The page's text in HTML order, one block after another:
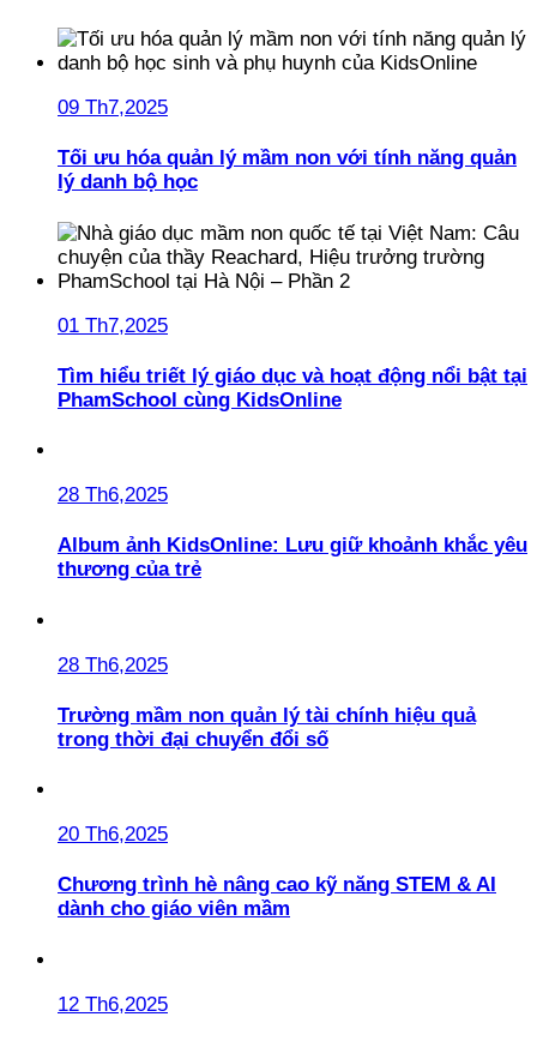
09 Th7,2025
Tối ưu hóa quản lý mầm non với tính năng quản
lý danh bộ học
01 Th7,2025
Tìm hiểu triết lý giáo dục và hoạt động nổi bật tại
PhamSchool cùng KidsOnline
28 Th6,2025
Album ảnh KidsOnline: Lưu giữ khoảnh khắc yêu
thương của trẻ
28 Th6,2025
Trường mầm non quản lý tài chính hiệu quả
trong thời đại chuyển đổi số
20 Th6,2025
Chương trình hè nâng cao kỹ năng STEM & AI
dành cho giáo viên mầm
12 Th6,2025